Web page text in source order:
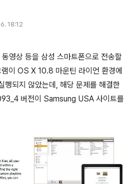
18:12
영상 등을 삼성 스마트폰으로 전송할
이 OS X 10.8 마운틴 라이언 환경에
행되지 않았는데, 해당 문제를 해결한
버전이 Samsung USA 사이트를